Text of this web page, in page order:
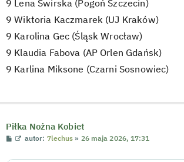
9 Lena Świrska (Pogoń Szczecin)
9 Wiktoria Kaczmarek (UJ Kraków)
9 Karolina Gec (Śląsk Wrocław)
9 Klaudia Fabova (AP Orlen Gdańsk)
9 Karlina Miksone (Czarni Sosnowiec)
Piłka Nożna Kobiet
P
W
autor: 7lechus » 26 maja 2026, 17:31